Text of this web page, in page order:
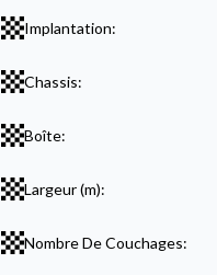
Implantation:
Chassis:
Boîte:
Largeur (m):
Nombre De Couchages: